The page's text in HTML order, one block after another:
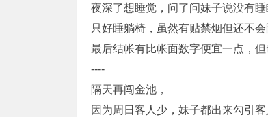
夜深了想睡觉，问了问妹子说没有
只好睡躺椅，虽然有贴禁烟但还不
最后结帐有比帐面数字便宜一点，但
----
隔天再闯金池，
因为周日客人少，妹子都出来勾引